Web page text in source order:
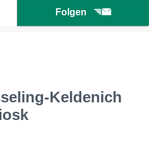
Folgen
Keldenich